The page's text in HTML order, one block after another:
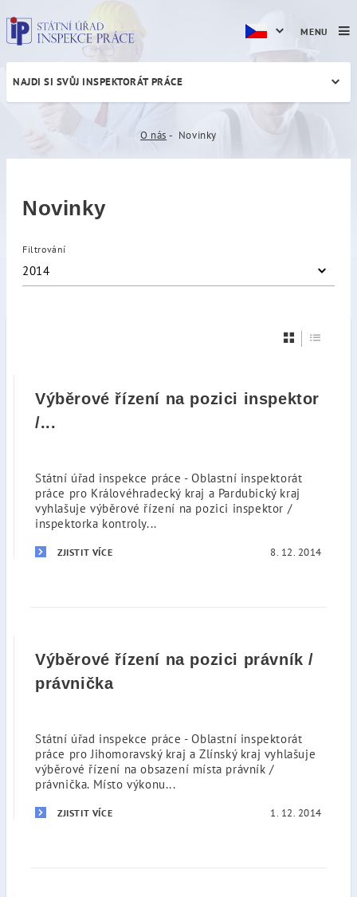
Novinky
NAJDI SI SVŮJ INSPEKTORÁT PRÁCE
O nás Novinky
Novinky
Filtrování
2014
Výběrové řízení na pozici inspektor
/...
Státní úřad inspekce práce - Oblastní inspektorát
práce pro Královéhradecký kraj a Pardubický kraj
vyhlašuje výběrové řízení na pozici inspektor /
inspektorka kontroly...
ZJISTIT VÍCE 8. 12. 2014
Výběrové řízení na pozici právník /
právnička
Státní úřad inspekce práce - Oblastní inspektorát
práce pro Jihomoravský kraj a Zlínský kraj vyhlašuje
výběrové řízení na obsazení místa právník /
právnička. Místo výkonu...
ZJISTIT VÍCE 1. 12. 2014
MENU